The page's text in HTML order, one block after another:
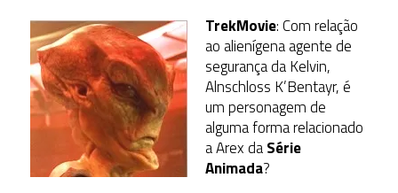
TrekMovie: Com relação
ao alienígena agente de
segurança da Kelvin,
Alnschloss K’Bentayr, é
um personagem de
alguma forma relacionado
a Arex daSérie
Animada?